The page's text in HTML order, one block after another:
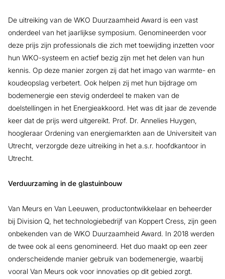
De uitreiking van de WKO Duurzaamheid Award is een vast
onderdeel van het jaarlijkse symposium. Genomineerden voor
deze prijs zijn professionals die zich met toewijding inzetten voor
hun WKO-systeem en actief bezig zijn met het delen van hun
kennis. Op deze manier zorgen zij dat het imago van warmte- en
koudeopslag verbetert. Ook helpen zij met hun bijdrage om
bodemenergie een stevig onderdeel te maken van de
doelstellingen in het Energieakkoord. Het was dit jaar de zevende
keer dat de prijs werd uitgereikt. Prof. Dr. Annelies Huygen,
hoogleraar Ordening van energiemarkten aan de Universiteit van
Utrecht, verzorgde deze uitreiking in het a.s.r. hoofdkantoor in
Utrecht.
Verduurzaming in de glastuinbouw
Van Meurs en Van Leeuwen, productontwikkelaar en beheerder
bij Division Q, het technologiebedrijf van Koppert Cress, zijn geen
onbekenden van de WKO Duurzaamheid Award. In 2018 werden
de twee ook al eens genomineerd. Het duo maakt op een zeer
onderscheidende manier gebruik van bodemenergie, waarbij
vooral Van Meurs ook voor innovaties op dit gebied zorgt.